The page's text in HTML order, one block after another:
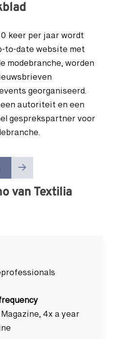
keer per jaar wordt
to-date website met
modebranche, worden
georganiseerd.
autoriteit en een
gesprekspartner voor
van Textilia
4x a year